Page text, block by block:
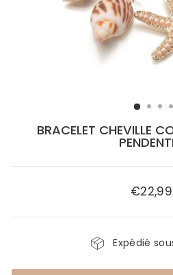
BRACELET CHEVILLE
Prix
€22,99
Expédié